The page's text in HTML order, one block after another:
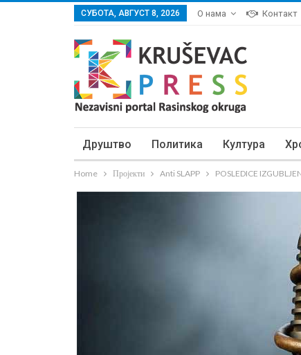
СУБОТА, АВГУСТ 8, 2026 О нама Контакт
Друштво Политика Култура
Home Пројекти Anti SLAPP POSLEDICE